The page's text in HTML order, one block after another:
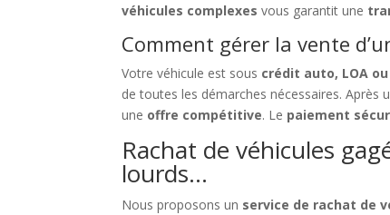
véhicules complexes vous garantit une
Comment gérer la vente
Votre véhicule est sous crédit auto, LOA ou
de toutes les démarches nécessaires. Après
une offre compétitive. Le paiement
Rachat de véhicules
lourds…
Nous proposons un service de rachat de